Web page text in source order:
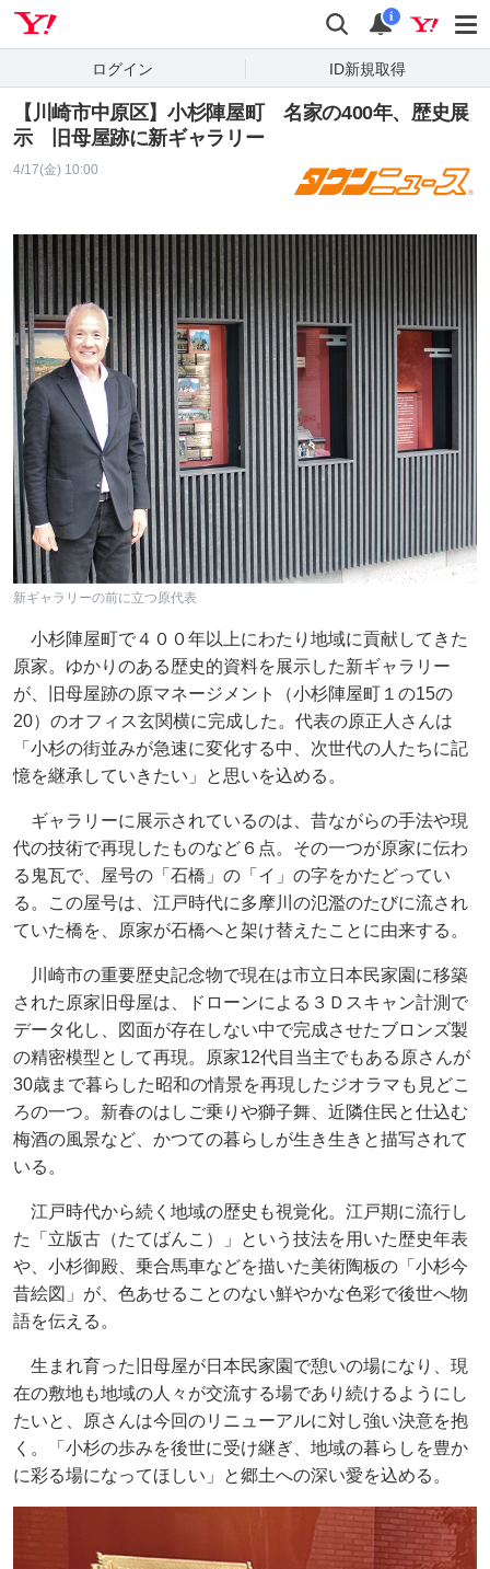
検索 通知
i
ログイン ID新規取得
【川崎市中原区】小杉陣屋町 名家の400年、歴史展
示 旧母屋跡に新ギャラリー
4/17(金) 10:00
新ギャラリーの前に立つ原代表
小杉陣屋町で４００年以上にわたり地域に貢献してきた
原家。ゆかりのある歴史的資料を展示した新ギャラリー
が、旧母屋跡の原マネージメント（小杉陣屋町１の15の
20）のオフィス玄関横に完成した。代表の原正人さんは
「小杉の街並みが急速に変化する中、次世代の人たちに記
憶を継承していきたい」と思いを込める。
ギャラリーに展示されているのは、昔ながらの手法や現
代の技術で再現したものなど６点。その一つが原家に伝わ
る鬼瓦で、屋号の「石橋」の「イ」の字をかたどってい
る。この屋号は、江戸時代に多摩川の氾濫のたびに流され
ていた橋を、原家が石橋へと架け替えたことに由来する。
川崎市の重要歴史記念物で現在は市立日本民家園に移築
された原家旧母屋は、ドローンによる３Ｄスキャン計測で
データ化し、図面が存在しない中で完成させたブロンズ製
の精密模型として再現。原家12代目当主でもある原さんが
30歳まで暮らした昭和の情景を再現したジオラマも見どこ
ろの一つ。新春のはしご乗りや獅子舞、近隣住民と仕込む
梅酒の風景など、かつての暮らしが生き生きと描写されて
いる。
江戸時代から続く地域の歴史も視覚化。江戸期に流行し
た「立版古（たてばんこ）」という技法を用いた歴史年表
や、小杉御殿、乗合馬車などを描いた美術陶板の「小杉今
昔絵図」が、色あせることのない鮮やかな色彩で後世へ物
語を伝える。
生まれ育った旧母屋が日本民家園で憩いの場になり、現
在の敷地も地域の人々が交流する場であり続けるようにし
たいと、原さんは今回のリニューアルに対し強い決意を抱
く。「小杉の歩みを後世に受け継ぎ、地域の暮らしを豊か
に彩る場になってほしい」と郷土への深い愛を込める。